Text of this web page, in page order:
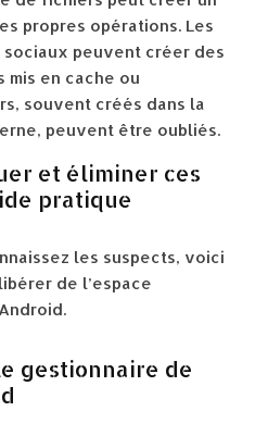
propres opérations. Les
peuvent créer des
mis en cache ou
souvent créés dans la
peuvent être oubliés.
et éliminer ces
pratique
les suspects, voici
de l’espace
gestionnaire de